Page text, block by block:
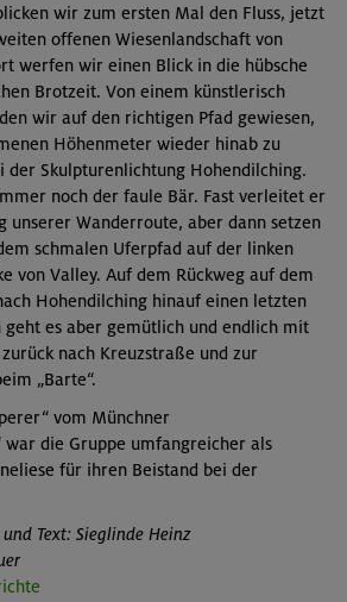
wir zum ersten Mal den Fluss, jetzt
offenen Wiesenlandschaft von
werfen wir einen Blick in die hübsche
Brotzeit. Von einem künstlerisch
wir auf den richtigen Pfad gewiesen,
Höhenmeter wieder hinab zu
der Skulpturenlichtung Hohendilching.
noch der faule Bär. Fast verleitet er
unserer Wanderroute, aber dann setzen
schmalen Uferpfad auf der linken
von Valley. Auf dem Rückweg auf dem
Hohendilching hinauf einen letzten
geht es aber gemütlich und endlich mit
nach Kreuzstraße und zur
„Barte“.
vom Münchner
war die Gruppe umfangreicher als
für ihren Beistand bei der
Text: Sieglinde Heinz